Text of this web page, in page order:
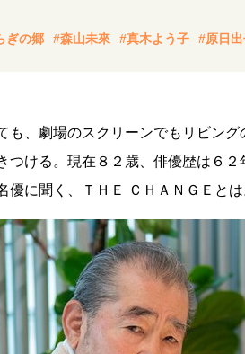
ぎの郷 #森山未來 #真木よう子 #原日
、劇場のスクリーンでもリビング
つける。現在８２歳、俳優歴は６
に聞く、ＴＨＥ ＣＨＡＮＧＥとは